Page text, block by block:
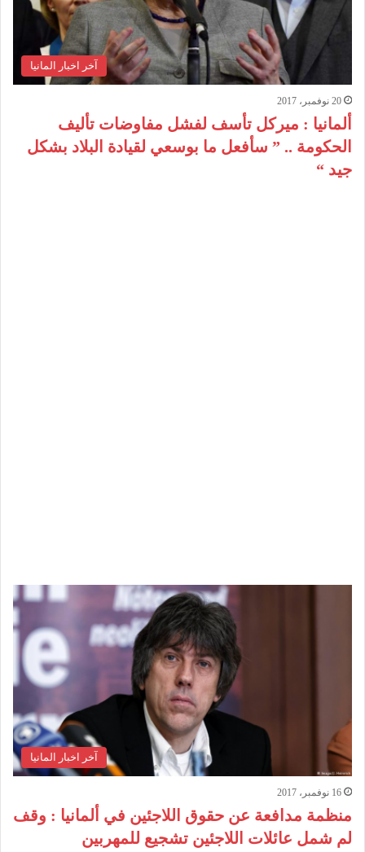
آخر اخبار المانيا
20 نوفمبر، 2017
ألمانيا : ميركل تأسف لفشل مفاوضات تأليف
الحكومة .. ” سأفعل ما بوسعي لقيادة البلاد بشكل
جيد “
آخر اخبار المانيا
16 نوفمبر، 2017
منظمة مدافعة عن حقوق اللاجئين في ألمانيا : وقف
لم شمل عائلات اللاجئين تشجيع للمهربين